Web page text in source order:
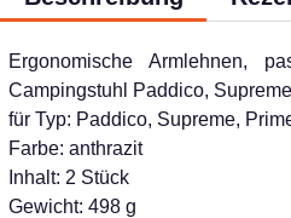
Ergonomische Armlehnen,
Campingstuhl Paddico,
für Typ: Paddico, Supreme,
Farbe: anthrazit
Inhalt: 2 Stück
Gewicht: 498 g